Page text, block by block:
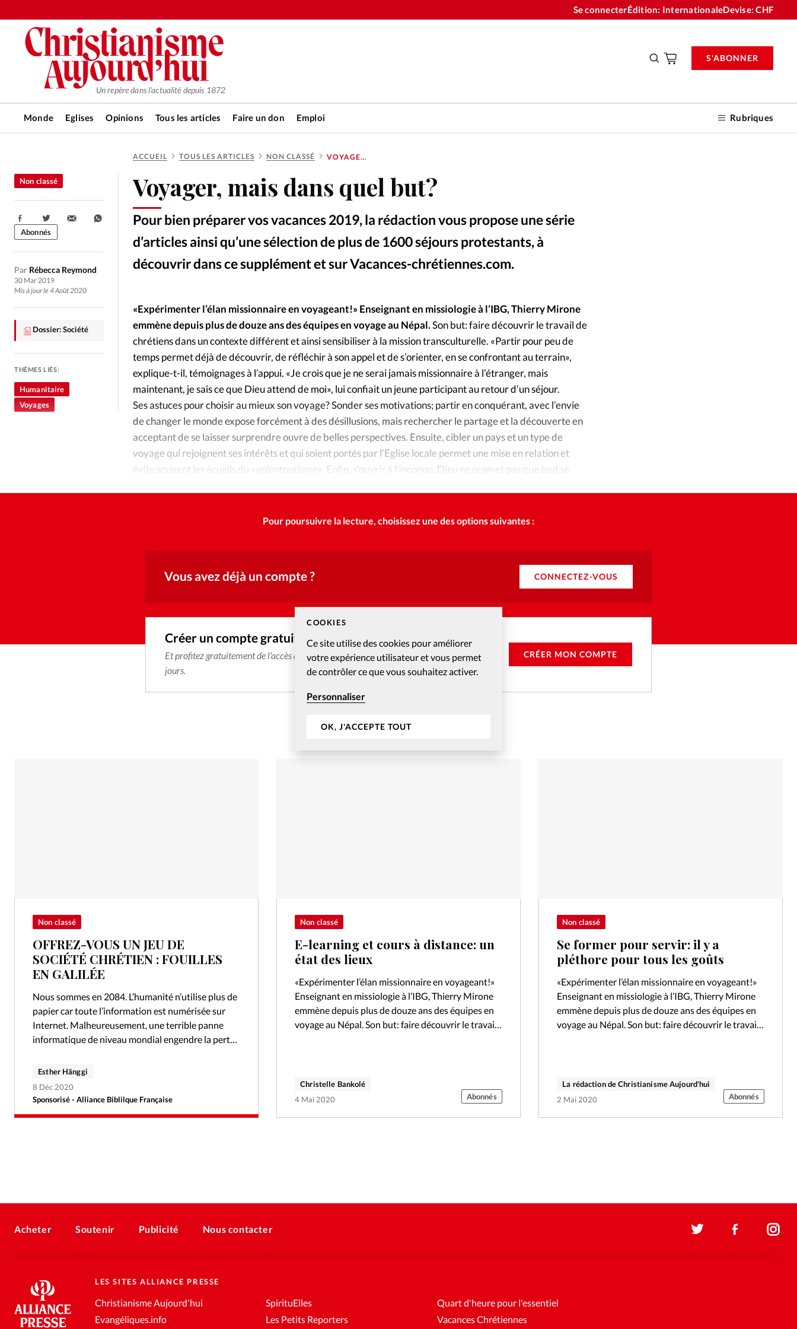
COOKIES
Ce site utilise des cookies pour améliorer
votre expérience utilisateur et vous permet
de contrôler ce que vous souhaitez activer.
Personnaliser
OK, J'ACCEPTE TOUT
Se connecterÉdition: InternationaleDevise:CHF
Un repère dans l'actualité depuis 1872
Monde Eglises Opinions Tous les articles Faire un don Emploi Rubriques
S'ABONNER
RUBRIQUES
Tous les articles
Actualité chrétienne
Actualité internationale
Chronique
Culture
Dossier Eglises
Foi
Génération réveil
Monde
Opinions
Publireportage
Relations Aujourd'hui
Société
Tour du monde des Eglises
Trait d'Ixène
Vécu Vie Intérieure
Faire un don
La boutique
La rédaction
Mon compte
Changemement d'adresse
Nous contacter
Emploi
ACCUEIL TOUS LES ARTICLES NON CLASSÉ VOYAGER, MAIS DANS QUEL BUT?
Voyager, mais dans quel but?
Pour bien préparer vos vacances 2019, la rédaction vous propose une série
d’articles ainsi qu’une sélection de plus de 1600 séjours protestants, à
découvrir dans ce supplément et sur Vacances-chrétiennes.com.
Non classé
Par Rébecca Reymond
30 Mar 2019
Mis à jour le 4 Août 2020
Partager:
Abonnés
Dossier: Société
THÈMES LIÉS:
Humanitaire
Voyages
«Expérimenter l’élan missionnaire en voyageant!» Enseignant en missiologie à l’IBG, Thierry Mirone
emmène depuis plus de douze ans des équipes en voyage au Népal.Son but: faire découvrir le travail de
chrétiens dans un contexte différent et ainsi sensibiliser à la mission transculturelle. «Partir pour peu de
temps permet déjà de découvrir, de réfléchir à son appel et de s’orienter, en se confrontant au terrain»,
explique-t-il, témoignages à l’appui. «Je crois que je ne serai jamais missionnaire à l’étranger, mais
maintenant, je sais ce que Dieu attend de moi», lui confiait un jeune participant au retour d’un séjour.
Ses astuces pour choisir au mieux son voyage? Sonder ses motivations; partir en conquérant, avec l’envie
de changer le monde expose forcément à des désillusions, mais rechercher le partage et la découverte en
acceptant de se laisser surprendre ouvre de belles perspectives. Ensuite, cibler un pays et un type de
voyage qui rejoignent ses intérêts et qui soient portés par l’Eglise locale permet une mise en relation et
évite souvent les écueils du «volontourisme». Enfin, s’ouvrir à l’inconnu. Dieu ne promet pas que tout se
Pour poursuivre la lecture, choisissez une des options suivantes :
Vous avez déjà un compte ? CONNECTEZ-VOUS
Créer un compte gratuitement
Et profitez gratuitement de l'accès aux articles web réservés aux abonnés pendant 14
jours.
CRÉER MON COMPTE
Non classé
OFFREZ-VOUS UN JEU DE
SOCIÉTÉ CHRÉTIEN : FOUILLES
EN GALILÉE
Nous sommes en 2084. L’humanité n’utilise plus de
papier car toute l’information est numérisée sur
Internet. Malheureusement, une terrible panne
informatique de niveau mondial engendre la perte
Sponsorisé - Alliance Biblilque Française
Esther Hänggi
8 Déc 2020
Non classé
E-learning et cours à distance: un
état des lieux
«Expérimenter l’élan missionnaire en voyageant!»
Enseignant en missiologie à l’IBG, Thierry Mirone
emmène depuis plus de douze ans des équipes en
voyage au Népal. Son but: faire découvrir le travail
Christelle Bankolé
4 Mai 2020
Abonnés
Non classé
Se former pour servir: il y a
pléthore pour tous les goûts
«Expérimenter l’élan missionnaire en voyageant!»
Enseignant en missiologie à l’IBG, Thierry Mirone
emmène depuis plus de douze ans des équipes en
voyage au Népal. Son but: faire découvrir le travail
La rédaction de Christianisme Aujourd'hui
2 Mai 2020
Abonnés
Acheter Soutenir Publicité Nous contacter
LES SITES ALLIANCE PRESSE
Christianisme Aujourd'hui
Evangéliques.info
SpirituElles
Les Petits Reporters
Quart d'heure pour l'essentiel
Vacances Chrétiennes